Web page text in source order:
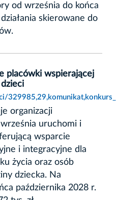
od września do końca
skierowane do
placówki wspierającej
organizacji
uruchomi i
wsparcie
i integracyjne dla
życia oraz osób
dziecka. Na
października 2028 r.